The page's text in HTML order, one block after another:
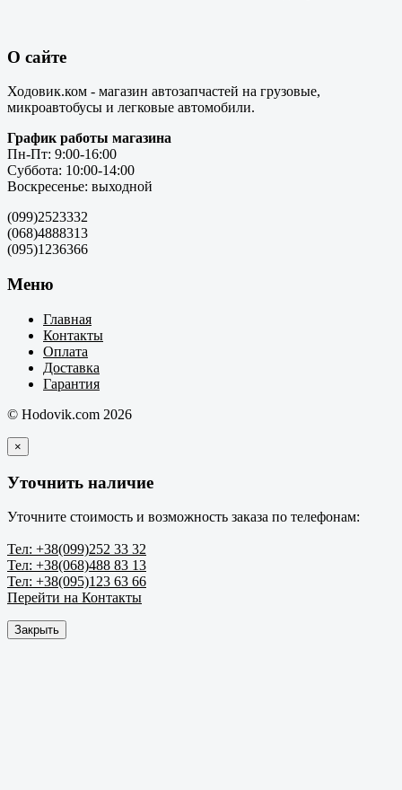
О сайте
Ходовик.ком - магазин автозапчастей на грузовые,
микроавтобусы и легковые автомобили.
График работы магазина
Пн-Пт: 9:00-16:00
Суббота: 10:00-14:00
Воскресенье: выходной
(099)2523332
(068)4888313
(095)1236366
Меню
Главная
Контакты
Оплата
Доставка
Гарантия
© Hodovik.com 2026
×
Уточнить наличие
Уточните стоимость и возможность заказа по телефонам:
Тел: +38(099)252 33 32
Тел: +38(068)488 83 13
Тел: +38(095)123 63 66
Перейти на Контакты
Закрыть